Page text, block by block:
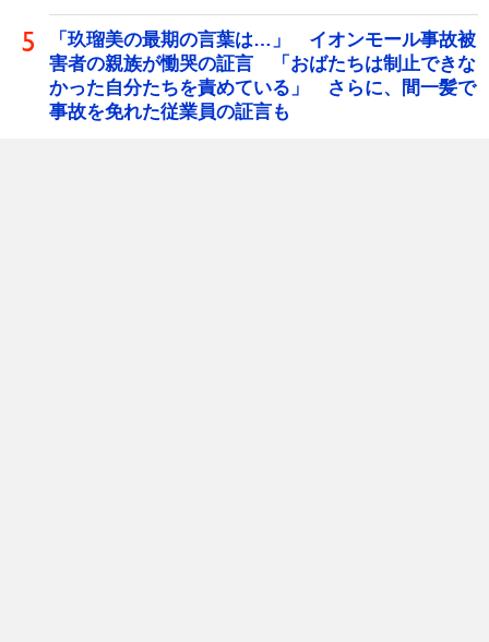
「玖瑠美の最期の言葉は…」 イオンモール事故被
害者の親族が慟哭の証言 「おばたちは制止できな
かった自分たちを責めている」 さらに、間一髪で
事故を免れた従業員の証言も